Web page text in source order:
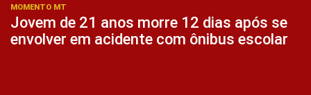
MOMENTO MT
Jovem de 21 anos morre 12 dias após se
envolver em acidente com ônibus escolar